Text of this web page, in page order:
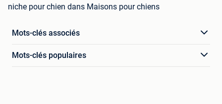
niche pour chien dans Maisons pour chiens
Mots-clés associés
Mots-clés populaires